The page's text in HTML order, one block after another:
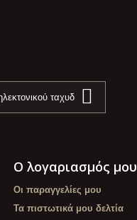
Ο λογαριασμός μου
Οι παραγγελίες μου
Τα πιστωτικά μου δελτία